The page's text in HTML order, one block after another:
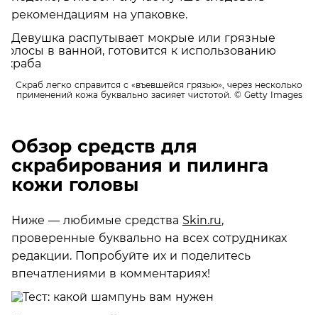
рекомендациям на упаковке.
Скраб легко справится с «въевшейся грязью», через несколько
применений кожа буквально засияет чистотой. © Getty Images
Обзор средств для
скрабирования и пилинга
кожи головы
Ниже — любимые средства Skin.ru,
проверенные буквально на всех сотрудниках
редакции. Попробуйте их и поделитесь
впечатлениями в комментариях!